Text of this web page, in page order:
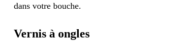
dans votre bouche.
Vernis à ongles